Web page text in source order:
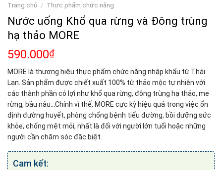
Trang chủ / Thực phẩm chức năng
Nước uống Khổ qua rừng và Đông trùng
hạ thảo MORE
590.000₫
MORE là thương hiệu thực phẩm chức năng nhập khẩu từ Thái
Lan. Sản phẩm được chiết xuất 100% từ thảo mộc tự nhiên với
các thành phần có lợi như khổ qua rừng, đông trùng hạ thảo, me
rừng, bầu nâu…Chính vì thế, MORE cực kỳ hiệu quả trong việc ổn
định đường huyết, phòng chống bệnh tiểu đường, bồi dưỡng sức
khỏe, chống mệt mỏi, nhất là đối với người lớn tuổi hoặc những
người cần chăm sóc đặc biệt.
Cam kết: